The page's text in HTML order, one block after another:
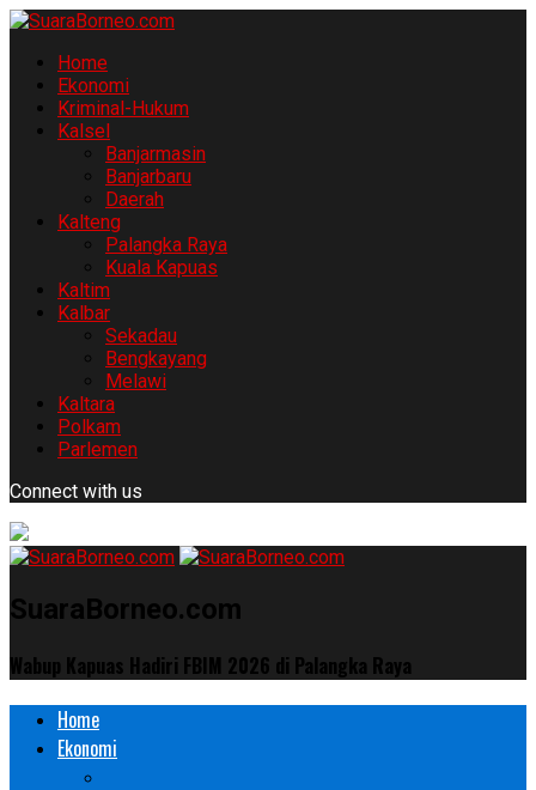
Home
Ekonomi
Kriminal-Hukum
Kalsel
Banjarmasin
Banjarbaru
Daerah
Kalteng
Palangka Raya
Kuala Kapuas
Kaltim
Kalbar
Sekadau
Bengkayang
Melawi
Kaltara
Polkam
Parlemen
Connect with us
SuaraBorneo.com
Wabup Kapuas Hadiri FBIM 2026 di Palangka Raya
Home
Ekonomi